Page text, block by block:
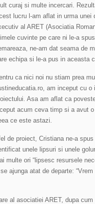
curaj si multe incercari.
lucru l-am aflat in urma
al ARET (Asociatia
cuvinte pe care ni le-a
ne-am dat seama de
echipa si le-a pus in aceasta
ca nici noi nu stiam prea
am inceput cu
Asa am aflat ca
acum ceva timp si a avut
ce este astazi.
de proiect, Cristiana ne-a
unele lipsuri si unele
multe ori “lipsesc resursele
ajunga atat de departe:
al asociatiei ARET, dupa